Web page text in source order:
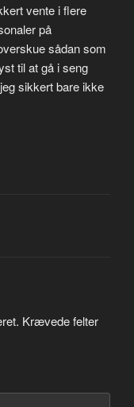
vente i flere
på
sådan som
til at gå i seng
sikkert bare ikke
Krævede felter